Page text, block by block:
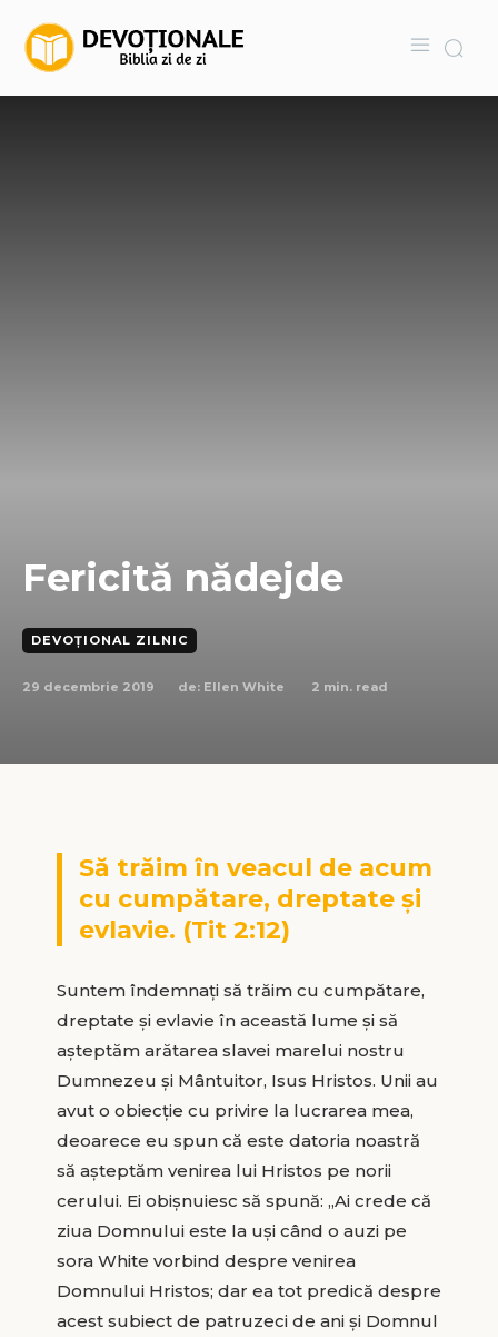
Fericită nădejde
DEVOȚIONAL ZILNIC
29 decembrie 2019 de: Ellen White 2 min. read
Să trăim în veacul de acum
cu cumpătare, dreptate și
evlavie. (Tit 2:12)
Suntem îndemnați să trăim cu cumpătare,
dreptate și evlavie în această lume și să
așteptăm arătarea slavei marelui nostru
Dumnezeu și Mântuitor, Isus Hristos. Unii au
avut o obiecție cu privire la lucrarea mea,
deoarece eu spun că este datoria noastră
să așteptăm venirea lui Hristos pe norii
cerului. Ei obișnuiesc să spună: „Ai crede că
ziua Domnului este la uși când o auzi pe
sora White vorbind despre venirea
Domnului Hristos; dar ea tot predică despre
acest subiect de patruzeci de ani și Domnul